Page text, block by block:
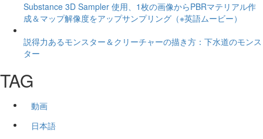
Substance 3D Sampler 使用、1枚の画像からPBRマテリアル作
成＆マップ解像度をアップサンプリング（※英語ムービー）
説得力あるモンスター＆クリーチャーの描き方：下水道のモンス
ター
TAG
動画
日本語